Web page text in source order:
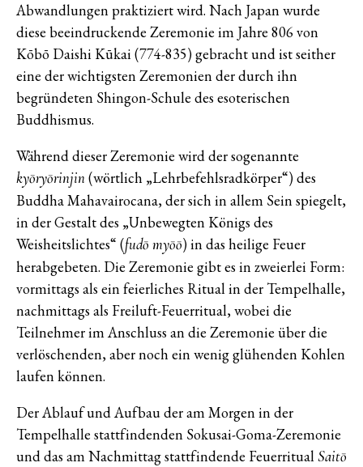
Abwandlungen praktiziert wird. Nach Japan wurde
diese beeindruckende Zeremonie im Jahre 806 von
Kōbō Daishi Kūkai (774-835) gebracht und ist seither
eine der wichtigsten Zeremonien der durch ihn
begründeten Shingon-Schule des esoterischen
Buddhismus.
Während dieser Zeremonie wird der sogenannte
kyōryōrinjin(wörtlich „Lehrbefehlsradkörper“) des
Buddha Mahavairocana, der sich in allem Sein spiegelt,
in der Gestalt des „Unbewegten Königs des
Weisheitslichtes“ (fudō myōō) in das heilige Feuer
herabgebeten. Die Zeremonie gibt es in zweierlei Form:
vormittags als ein feierliches Ritual in der Tempelhalle,
nachmittags als Freiluft-Feuerritual, wobei die
Teilnehmer im Anschluss an die Zeremonie über die
verlöschenden, aber noch ein wenig glühenden Kohlen
laufen können.
Der Ablauf und Aufbau der am Morgen in der
Tempelhalle stattfindenden Sokusai-Goma-Zeremonie
und das am Nachmittag stattfindende FeuerritualSaitō